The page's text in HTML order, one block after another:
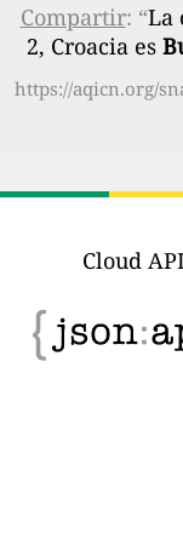
Compartir: “La
2, Croacia es
https://aqicn.org/
Cloud API